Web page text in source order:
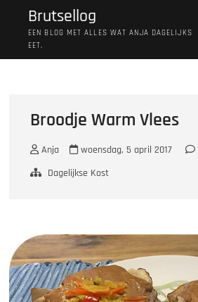
Brutsellog
EEN BLOG MET ALLES WAT ANJA DAGELIJKS
EET.
Broodje Warm Vlees
Anja woensdag, 5 april 2017
Dagelijkse Kost